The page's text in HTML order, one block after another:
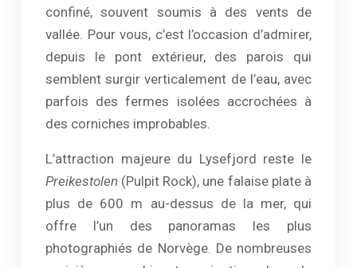
confiné, souvent soumis à des vents de
vallée. Pour vous, c’est l’occasion d’admirer,
depuis le pont extérieur, des parois qui
semblent surgir verticalement de l’eau, avec
parfois des fermes isolées accrochées à
des corniches improbables.
L’attraction majeure du Lysefjord reste le
Preikestolen (Pulpit Rock), une falaise plate à
plus de 600 m au-dessus de la mer, qui
offre l’un des panoramas les plus
photographiés de Norvège. De nombreuses